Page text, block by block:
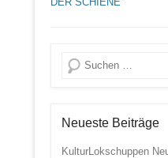
Suche
Neueste Beiträge
KulturLokschuppen